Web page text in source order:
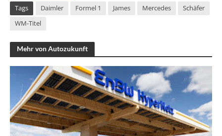
Tags Daimler Formel 1 James Mercedes
Schäfer
WM-Titel
Mehr von Autozukunft